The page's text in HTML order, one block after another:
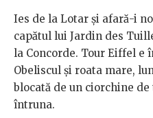
Ies de la Lotar şi afară-i
capătul lui Jardin des
la Concorde. Tour Eiffel e
Obeliscul şi roata mare,
blocată de un ciorchine
întruna.